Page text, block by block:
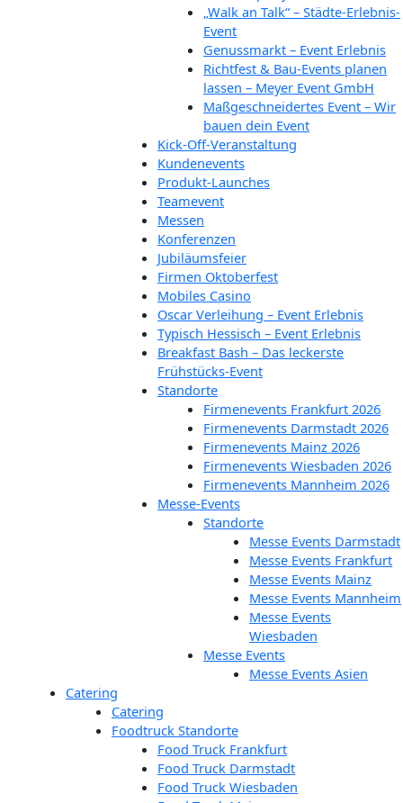
„Walk an Talk“ – Städte-Erlebnis-
Event
Genussmarkt – Event Erlebnis
Richtfest & Bau-Events planen
lassen – Meyer Event GmbH
Maßgeschneidertes Event – Wir
bauen dein Event
Kick-Off-Veranstaltung
Kundenevents
Produkt-Launches
Teamevent
Messen
Konferenzen
Jubiläumsfeier
Firmen Oktoberfest
Mobiles Casino
Oscar Verleihung – Event Erlebnis
Typisch Hessisch – Event Erlebnis
Breakfast Bash – Das leckerste
Frühstücks-Event
Standorte
Firmenevents Frankfurt 2026
Firmenevents Darmstadt 2026
Firmenevents Mainz 2026
Firmenevents Wiesbaden 2026
Firmenevents Mannheim 2026
Messe-Events
Standorte
Messe Events Darmstadt
Messe Events Frankfurt
Messe Events Mainz
Messe Events Mannheim
Messe Events
Wiesbaden
Messe Events
Messe Events Asien
Catering
Catering
Foodtruck Standorte
Food Truck Frankfurt
Food Truck Darmstadt
Food Truck Wiesbaden